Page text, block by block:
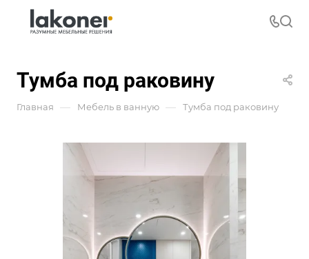
Тумба под раковину
Главная — Мебель в ванную — Тумба под раковину